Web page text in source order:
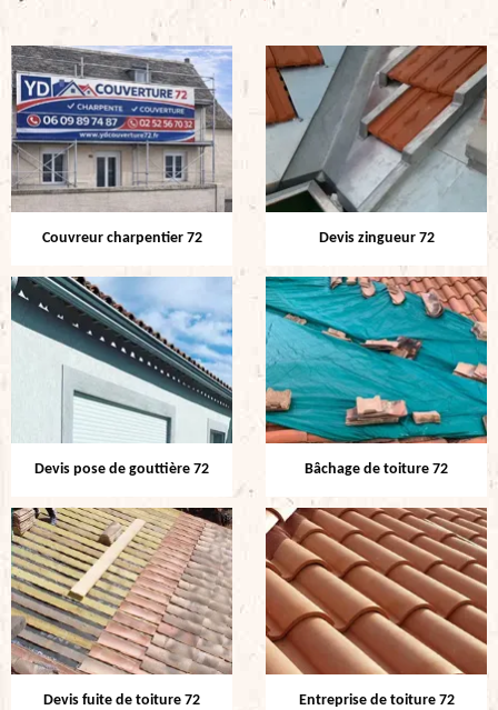
Couvreur charpentier 72 Devis zingueur 72
Devis pose de gouttière 72 Bâchage de toiture 72
Devis fuite de toiture 72 Entreprise de toiture 72